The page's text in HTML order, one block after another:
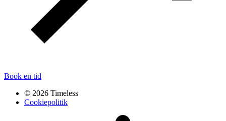
Book en tid
© 2026 Timeless
Cookiepolitik